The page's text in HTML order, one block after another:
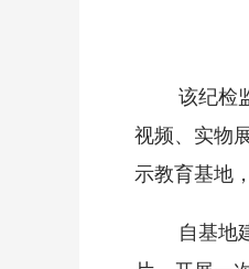
该纪检监
视频、实物
示教育基地
自基地建